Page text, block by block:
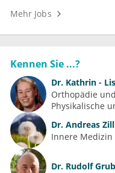
Mehr Jobs
Kennen Sie ...?
Dr. Kathrin -
Orthopädie
Physikalische
Dr. Andreas
Innere Medizin
Dr. Rudolf